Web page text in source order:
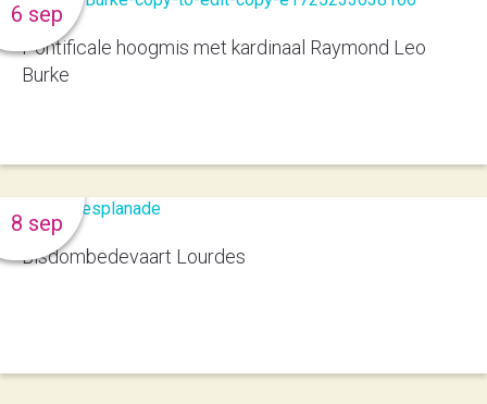
Pontificale hoogmis met kardinaal Raymond Leo
Burke
6 sep
Bisdombedevaart Lourdes
8 sep